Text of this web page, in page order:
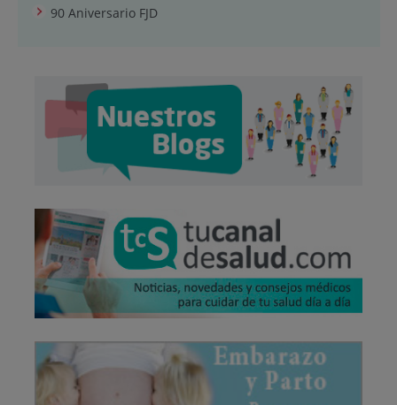
90 Aniversario FJD